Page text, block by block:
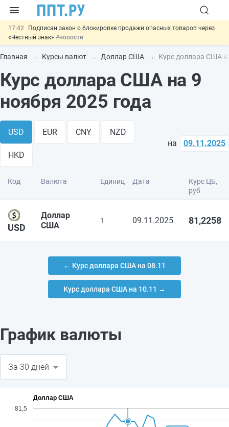
17:42
Подписан закон о блокировке продажи опасных товаров через
«Честный знак» #новости
17:17 Дистанционную работу беременных пропишут в ТК РФ#новости
отменить
15:25
Изменят правила контроля за подрядчиками ИЖС с эскроу-
#новости
11:31
Важно
Разработают единые критерии трудовых и ГПХ-
отношений#новости
Главная Курсы валют Доллар США Курс доллара США
Курс доллара США на 9
ноября 2025 года
USD EUR CNY NZD
HKD
на 09.11.2025
Код Валюта Единиц Дата
Курс ЦБ,
руб
USD
Доллар
США
1 09.11.2025 81,2258
← Курс доллара США на 08.11
Курс доллара США на 10.11 →
График валюты
Доллар США
81,5